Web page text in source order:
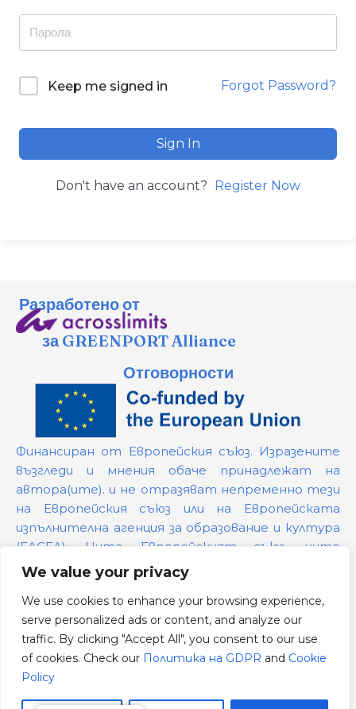
We value your privacy
We use cookies to enhance your browsing experience,
serve personalized ads or content, and analyze our
traffic. By clicking "Accept All", you consent to our use
of cookies. Check our Политика на GDPR and Cookie
Policy
Keep me signed in Forgot Password?
Sign In
Don't have an account? Register Now
Разработено от
за GREENPORT Alliance
Отговорности
Финансиран от Европейския съюз. Изразените
възгледи и мнения обаче принадлежат на
автора(ите). и не отразяват непременно тези
на Европейския съюз или на Европейската
изпълнителна агенция за образование и култура
(EACEA). Нито Европейският съюз, нито
предоставящият ги орган могат да бъдат
държани отговорни за тях.
Номер на проекта: 101139879
Политика на GDPR
Cookie Policy